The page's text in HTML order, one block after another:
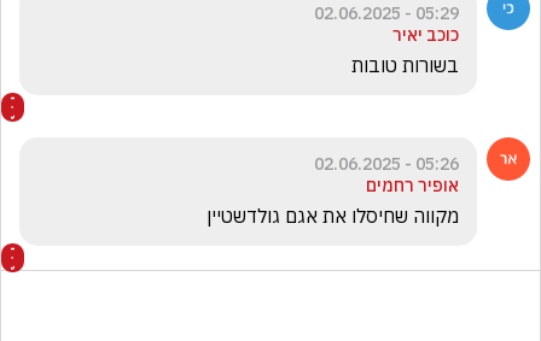
05:29 - 02.06.2025
כוכב יאיר
בשורות טובות
05:26 - 02.06.2025
אופיר רחמים
מקווה שחיסלו את אגם גולדשטיין